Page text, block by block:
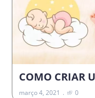
COMO CRIAR
março 4, 2021 0